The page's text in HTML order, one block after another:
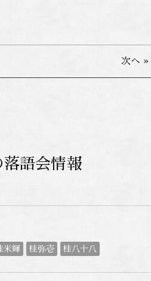
次へ »
落語会情報
米輝 桂弥壱 桂八十八